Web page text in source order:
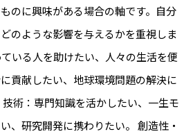
のに興味がある場合の軸です。自分
のような影響を与えるかを重視しま
いる人を助けたい、人々の生活を便
貢献したい、地球環境問題の解決に
術：専門知識を活かしたい、一生モ
、研究開発に携わりたい。 創造性・